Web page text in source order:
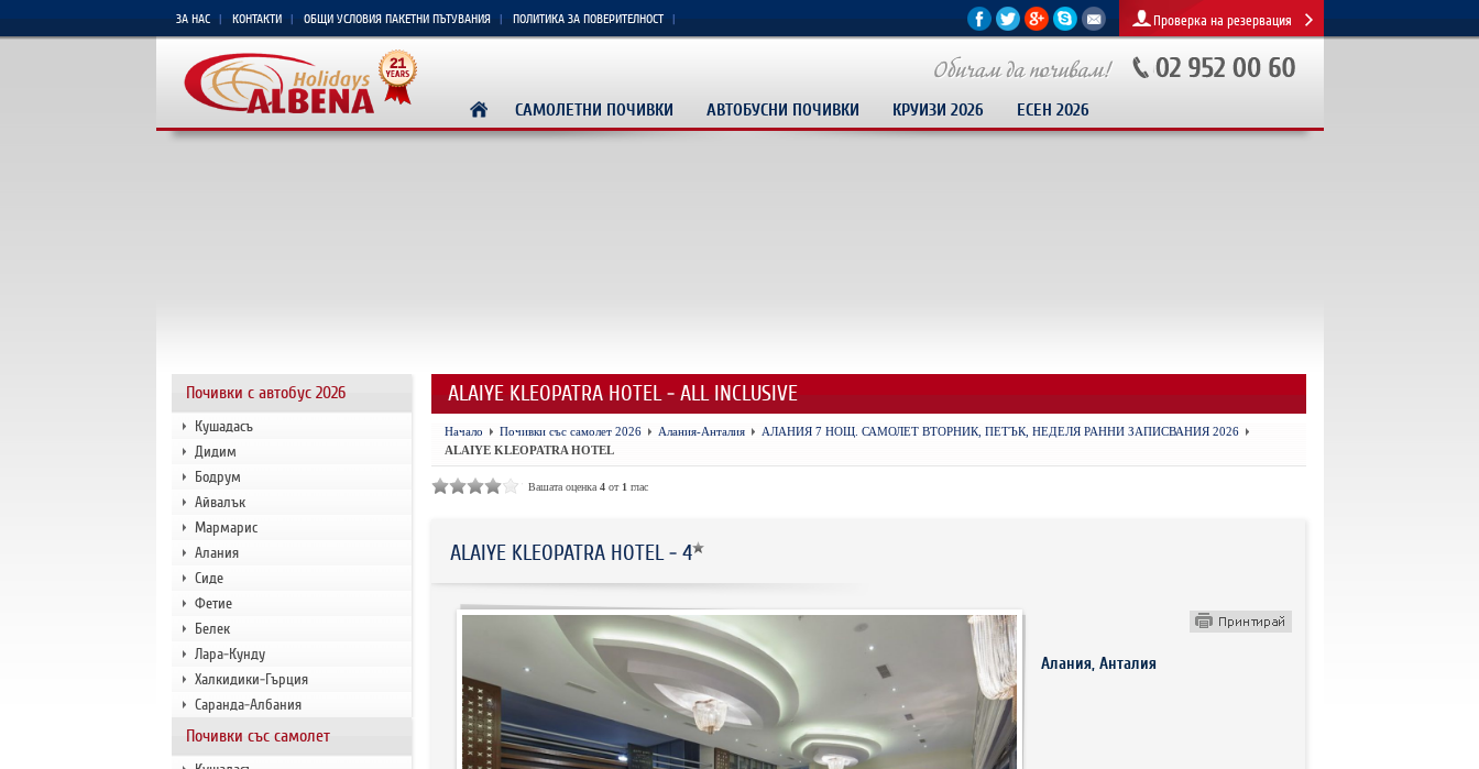
ЗА НАС КОНТАКТИ ОБЩИ УСЛОВИЯ ПАКЕТНИ ПЪТУВАНИЯ ПОЛИТИКА ЗА ПОВЕРИТЕЛНОСТ Проверка на резервация
САМОЛЕТНИ ПОЧИВКИ АВТОБУСНИ ПОЧИВКИ КРУИЗИ 2026 ЕСЕН 2026
Почивки с автобус 2026
Кушадасъ
Дидим
Бодрум
Айвалък
Мармарис
Алания
Сиде
Фетие
Белек
Лара-Кунду
Халкидики-Гърция
Саранда-Албания
Почивки със самолет
ALAIYE KLEOPATRA HOTEL - ALL INCLUSIVE
Начало Почивки със самолет 2026 Алания-Анталия
АЛАНИЯ 7 НОЩ. САМОЛЕТ ВТОРНИК, ПЕТЪК, НЕДЕЛЯ РАННИ ЗАПИСВАНИЯ 2026
ALAIYE KLEOPATRA HOTEL
Вашата оценка 4от 1 глас
ALAIYE KLEOPATRA HOTEL - 4
Алания, Анталия